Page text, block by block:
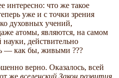
интересно: что же такое
уже и с точки зрения
духовных учений,
атомы, являются, на самом
науки, действительно
— как бы, живыми ???
верно. Оказалось, всей
же вселенский Закон развития.